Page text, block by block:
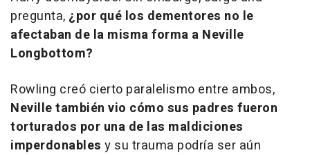
pregunta, ¿por qué los dementores no le
afectaban de la misma forma a Neville
Longbottom?
Rowling creó cierto paralelismo entre ambos,
Neville también vio cómo sus padres fueron
torturados por una de las maldiciones
imperdonables y su trauma podría ser aún